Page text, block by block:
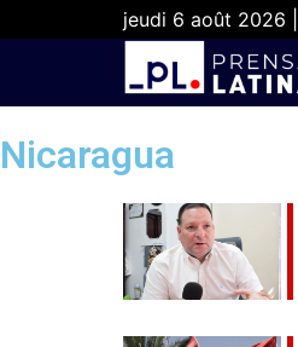
jeudi 6 août 2026 |
Nicaragua